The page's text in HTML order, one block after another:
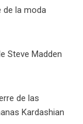
de la moda
Steve Madden
de las
Kardashian